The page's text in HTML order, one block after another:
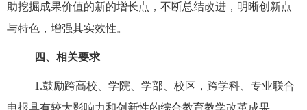
助挖掘成果价值的新的增长点，不断总结改进，明晰创新点
与特色，增强其实效性。
四、相关要求
1.鼓励跨高校、学院、学部、校区，跨学科、专业联合